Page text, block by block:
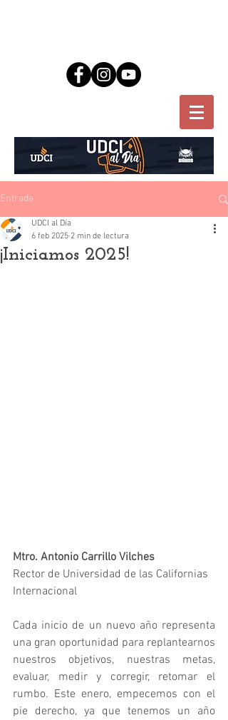
Entrada
¡Iniciamos 2025!
UDCI al Día
6 feb 2025 2 min de lectura
Mtro. Antonio Carrillo Vilches
Rector de Universidad de las Californias
Internacional
Cada inicio de un nuevo año representa
una gran oportunidad para replantearnos
nuestros objetivos, nuestras metas,
evaluar, medir y corregir, retomar el
rumbo. Este enero, empecemos con el
pie derecho, ya que tenemos un año